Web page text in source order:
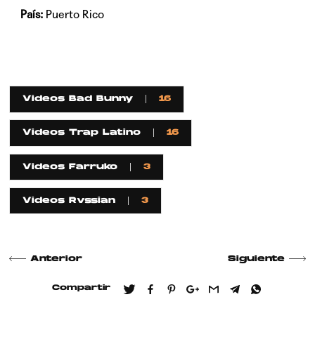
País: Puerto Rico
Videos Bad Bunny 16
Videos Trap Latino 16
Videos Farruko 3
Videos Rvssian 3
Anterior Siguiente
Compartir